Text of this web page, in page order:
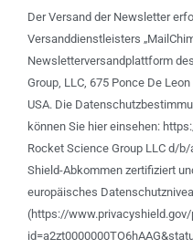
Der Versand der Newsletter
Versanddienstleisters
Newsletterversandplattform
Group, LLC, 675 Ponce De
USA. Die
können Sie hier einsehen:
Rocket Science Group LLC d/
Shield-Abkommen zertifiziert
europäisches
(https://